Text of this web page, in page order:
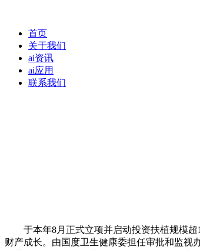
首页
关于我们
ai资讯
ai应用
联系我们
于本年8月正式立项并启动投资扶植规模超
财产成长。由国度卫生健康委担任审批和监视